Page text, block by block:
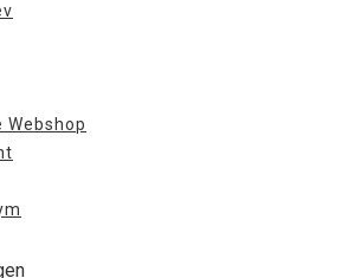
Webshop